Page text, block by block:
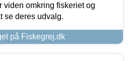
viden omkring fiskeriet og
se deres udvalg.
på Fiskegrej.dk